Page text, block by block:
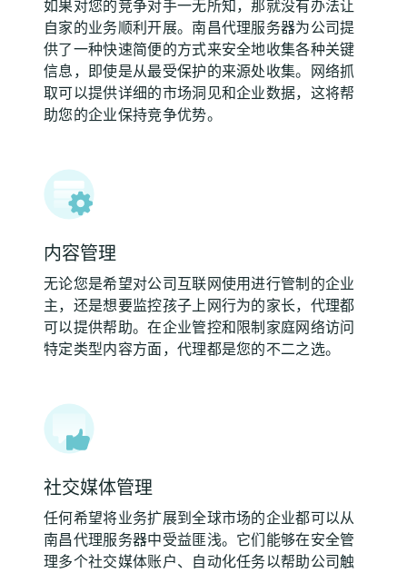
如果对您的竞争对手一无所知，那就没有办法让
自家的业务顺利开展。南昌代理服务器为公司提
供了一种快速简便的方式来安全地收集各种关键
信息，即使是从最受保护的来源处收集。网络抓
取可以提供详细的市场洞见和企业数据，这将帮
助您的企业保持竞争优势。
内容管理
无论您是希望对公司互联网使用进行管制的企业
主，还是想要监控孩子上网行为的家长，代理都
可以提供帮助。在企业管控和限制家庭网络访问
特定类型内容方面，代理都是您的不二之选。
社交媒体管理
任何希望将业务扩展到全球市场的企业都可以从
南昌代理服务器中受益匪浅。它们能够在安全管
理多个社交媒体账户、自动化任务以帮助公司触